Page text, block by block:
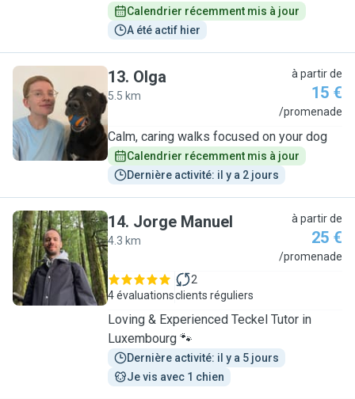
Calendrier récemment mis à jour
A été actif hier
O
13. Olga
5.5 km
à partir de
15 €
/promenade
Calm, caring walks focused on your dog
Calendrier récemment mis à jour
Dernière activité: il y a 2 jours
J
14. Jorge Manuel
4.3 km
à partir de
25 €
/promenade
4 évaluations
2
clients réguliers
Loving & Experienced Teckel Tutor in
Luxembourg 🐾
Dernière activité: il y a 5 jours
Je vis avec 1 chien